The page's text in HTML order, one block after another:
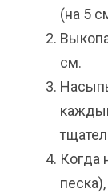
(на 5
см.
Когда